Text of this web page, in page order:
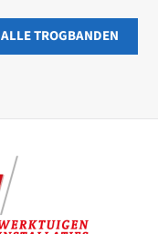
ALLE TROGBANDEN